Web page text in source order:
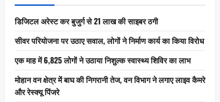
डिजिटल अरेस्ट कर बुजुर्ग से 21 लाख की साइबर ठगी
सीवर परियोजना पर उठाए सवाल, लोगों ने निर्माण कार्य का किया विरोध
एक माह में 6,825 लोगों ने उठाया निशुल्क स्वास्थ्य शिविर का लाभ
मोहान वन क्षेत्र में बाघ की निगरानी तेज, वन विभाग ने लगाए लाइव कैमरे
और रेस्क्यू पिंजरे